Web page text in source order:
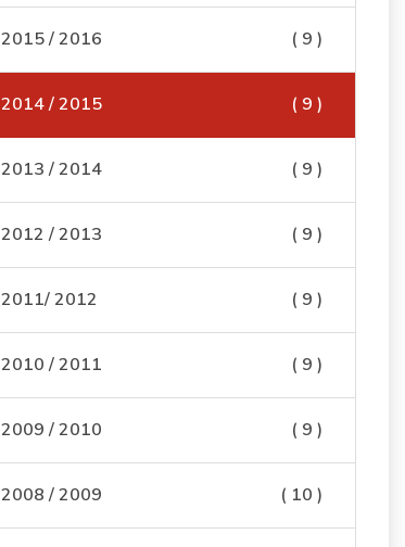
2015 / 2016 ( 9 )
2014 / 2015 ( 9 )
2013 / 2014 ( 9 )
2012 / 2013 ( 9 )
2011/ 2012 ( 9 )
2010 / 2011 ( 9 )
2009 / 2010 ( 9 )
2008 / 2009 ( 10 )